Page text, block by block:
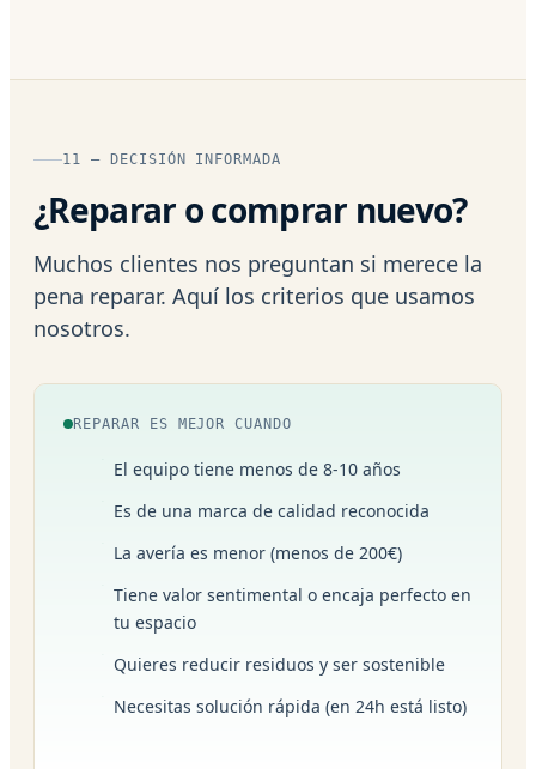
11 — DECISIÓN INFORMADA
¿Reparar o comprar nuevo?
Muchos clientes nos preguntan si merece la
pena reparar. Aquí los criterios que usamos
nosotros.
REPARAR ES MEJOR CUANDO
El equipo tiene menos de 8-10 años
Es de una marca de calidad reconocida
La avería es menor (menos de 200€)
Tiene valor sentimental o encaja perfecto en
tu espacio
Quieres reducir residuos y ser sostenible
Necesitas solución rápida (en 24h está listo)